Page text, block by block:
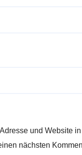
und Website
nächsten